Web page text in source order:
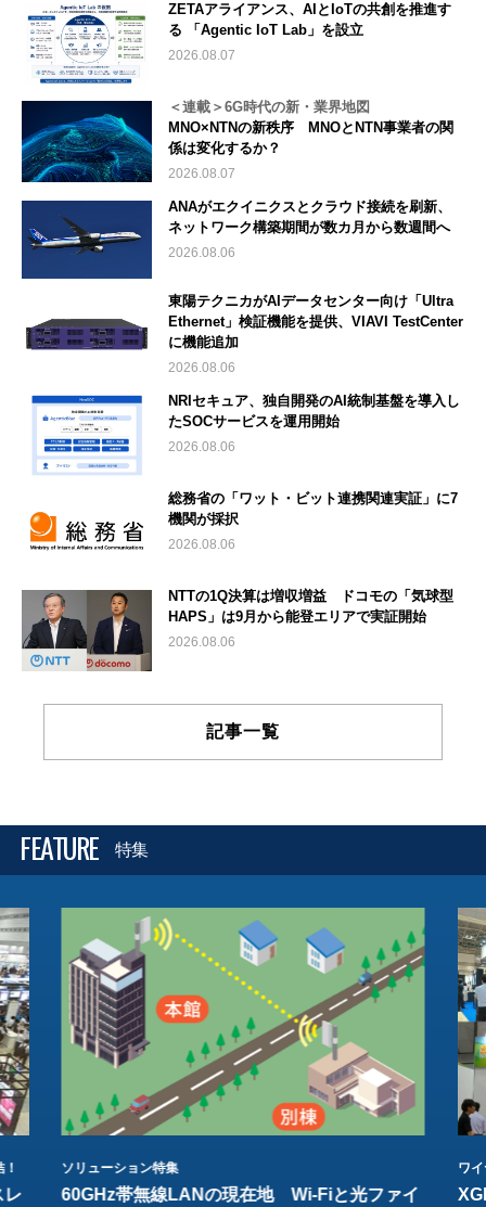
ZETAアライアンス、AIとIoTの共創を推進す
る 「Agentic IoT Lab」を設立
2026.08.07
＜連載＞6G時代の新・業界地図
MNO×NTNの新秩序 MNOとNTN事業者の関
係は変化するか？
2026.08.07
ANAがエクイニクスとクラウド接続を刷新、
ネットワーク構築期間が数カ月から数週間へ
2026.08.06
東陽テクニカがAIデータセンター向け「Ultra
Ethernet」検証機能を提供、VIAVI TestCenter
に機能追加
2026.08.06
NRIセキュア、独自開発のAI統制基盤を導入し
たSOCサービスを運用開始
2026.08.06
総務省の「ワット・ビット連携関連実証」に7
機関が採択
2026.08.06
NTTの1Q決算は増収増益 ドコモの「気球型
HAPS」は9月から能登エリアで実証開始
2026.08.06
記事一覧
FEATURE 特集
レ
ソリューション特集
60GHz帯無線LANの現在地 Wi-Fiと光ファイ
ワ